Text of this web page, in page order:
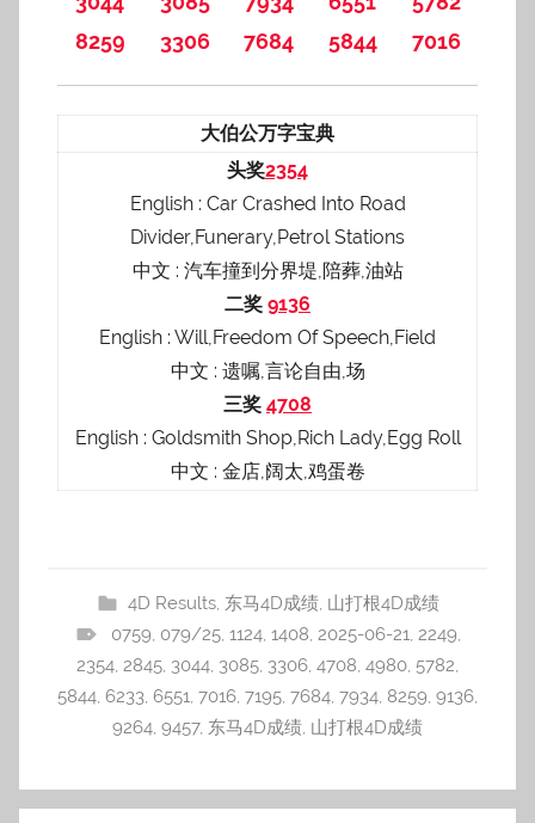
8259
3306 7684 5844 7016
大伯公万字宝典
头奖2354
English : Car Crashed Into Road
Divider,Funerary,Petrol Stations
中文 : 汽车撞到分界堤,陪葬,油站
二奖 9136
English : Will,Freedom Of Speech,Field
中文 : 遗嘱,言论自由,场
三奖 4708
English : Goldsmith Shop,Rich Lady,Egg Roll
中文 : 金店,阔太,鸡蛋卷
4D Results, 东马4D成绩, 山打根4D成绩
0759, 079/25,1124,1408,2025-06-21,2249,
2354, 2845, 3044, 3085, 3306, 4708, 4980, 5782,
5844, 6233, 6551, 7016, 7195, 7684, 7934, 8259, 9136,
9264, 9457, 东马4D成绩, 山打根4D成绩